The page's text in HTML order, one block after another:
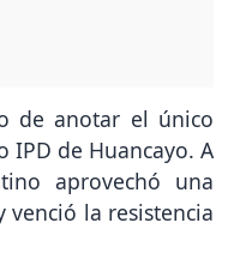
de anotar el único
de Huancayo. A
aprovechó una
venció la resistencia